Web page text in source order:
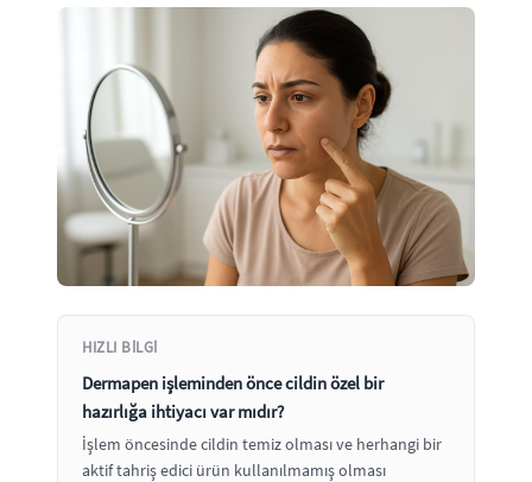
HIZLI BILGI
Dermapen işleminden önce cildin özel bir
hazırlığa ihtiyacı var mıdır?
İşlem öncesinde cildin temiz olması ve herhangi bir
aktif tahriş edici ürün kullanılmamış olması